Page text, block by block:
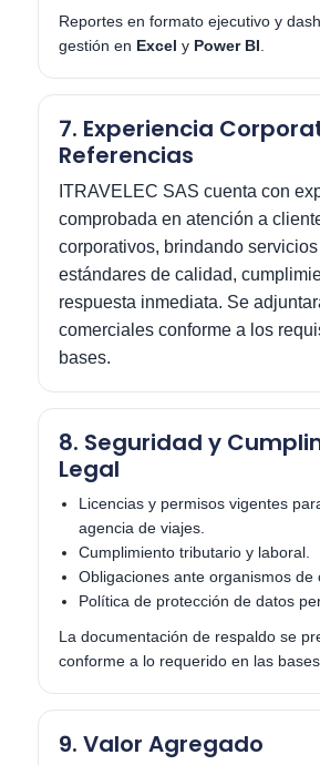
Reportes en formato ejecutivo y
gestión en Excel y Power BI
7. Experiencia
Referencias
ITRAVELEC SAS cuenta con
comprobada en atención a
corporativos, brindando
estándares de calidad,
respuesta inmediata. Se
comerciales conforme a los
bases.
8. Seguridad y
Legal
Licencias y permisos vigentes
agencia de viajes.
Cumplimiento tributario y laboral.
Obligaciones ante organismos de
Política de protección de datos
La documentación de respaldo se
conforme a lo requerido en las
9. Valor Agregado